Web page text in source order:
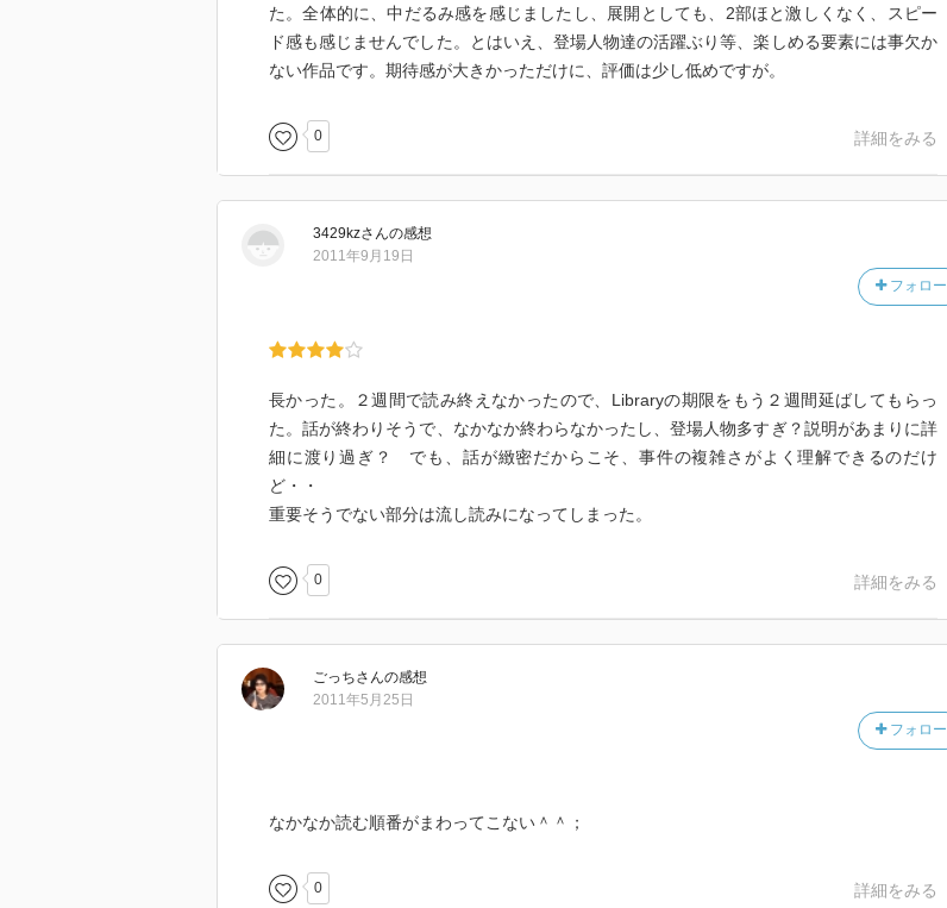
た。全体的に、中だるみ感を感じましたし、展開としても、2部ほと激しくなく、スピー
ド感も感じませんでした。とはいえ、登場人物達の活躍ぶり等、楽しめる要素には事欠か
ない作品です。期待感が大きかっただけに、評価は少し低めですが。
0 詳細をみる
3429kzさんの感想
フォロー
2011年9月19日
長かった。２週間で読み終えなかったので、Libraryの期限をもう２週間延ばしてもらっ
た。話が終わりそうで、なかなか終わらなかったし、登場人物多すぎ？説明があまりに詳
細に渡り過ぎ？ でも、話が緻密だからこそ、事件の複雑さがよく理解できるのだけ
ど・・
重要そうでない部分は流し読みになってしまった。
0 詳細をみる
ごっちさんの感想
フォロー
2011年5月25日
なかなか読む順番がまわってこない＾＾；
0 詳細をみる